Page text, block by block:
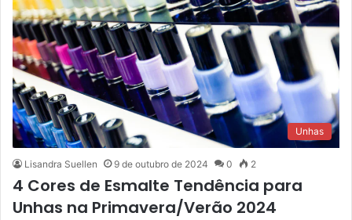
Unhas
Lisandra Suellen 9 de outubro de 2024 0 2
4 Cores de Esmalte Tendência para
Unhas na Primavera/Verão 2024